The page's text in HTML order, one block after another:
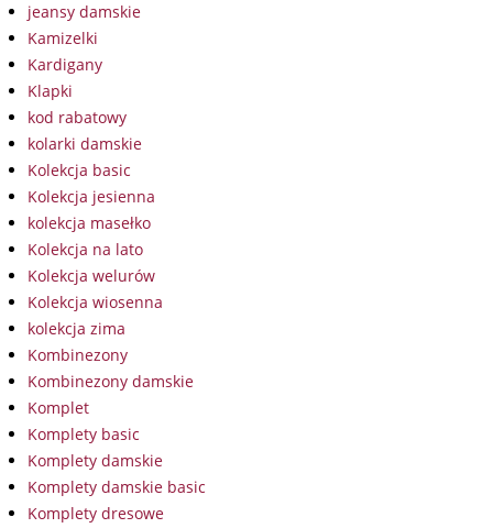
jeansy damskie
Kamizelki
Kardigany
Klapki
kod rabatowy
kolarki damskie
Kolekcja basic
Kolekcja jesienna
kolekcja masełko
Kolekcja na lato
Kolekcja welurów
Kolekcja wiosenna
kolekcja zima
Kombinezony
Kombinezony damskie
Komplet
Komplety basic
Komplety damskie
Komplety damskie basic
Komplety dresowe